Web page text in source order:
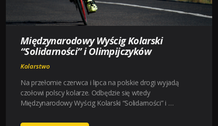
Międzynarodowy Wyścig Kolarski
“Solidarności” i Olimpijczyków
Kolarstwo
Na przełomie czerwca i lipca na polskie drogi wyjadą
czołowi polscy kolarze. Odbędzie się wtedy
Międzynarodowy Wyścig Kolarski “Solidarności” i …